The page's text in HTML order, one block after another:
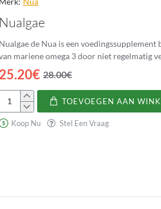
Nualgae
Nualgae de Nua is een
mariene omega 3 door niet regelmatig
25.20€ 28.00€
Nualgae
TOEVOEGEN AAN
Koop Nu Stel Een Vraag